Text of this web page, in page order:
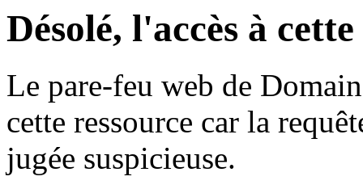
Désolé, l'accès à
Le pare-feu web de
cette ressource car la
jugée suspicieuse.